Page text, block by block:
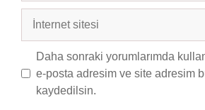
İnternet
Daha sonraki yorumlarımda
e-posta adresim ve site adresim
kaydedilsin.